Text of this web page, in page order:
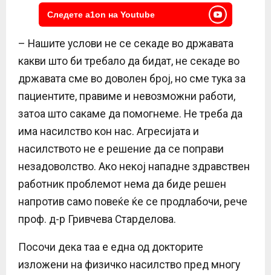
Следете a1on на Youtube
– Нашите услови не се секаде во државата
какви што би требало да бидат, не секаде во
државата сме во доволен број, но сме тука за
пациентите, правиме и невозможни работи,
затоа што сакаме да помогнеме. Не треба да
има насилство кон нас. Агресијата и
насилството не е решение да се поправи
незадоволство. Ако некој нападне здравствен
работник проблемот нема да биде решен
напротив само повеќе ќе се продлабочи, рече
проф. д-р Гривчева Старделова.
Посочи дека таа е една од докторите
изложени на физичко насилство пред многу